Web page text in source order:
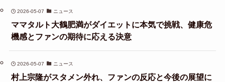
2026-05-07 ニュース
ママタルト大鶴肥満がダイエットに本気で挑戦、健康危
機感とファンの期待に応える決意
2026-05-07 ニュース
村上宗隆がスタメン外れ、ファンの反応と今後の展望に